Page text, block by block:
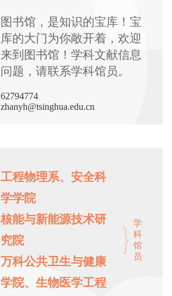
图书馆，是知识的宝库！宝
库的大门为你敞开着，欢迎
来到图书馆！学科文献信息
问题，请联系学科馆员。
62794774
zhanyh@tsinghua.edu.cn
工程物理系、安全科
学学院
核能与新能源技术研
究院
万科公共卫生与健康
学院、生物医学工程
学
科
馆
员